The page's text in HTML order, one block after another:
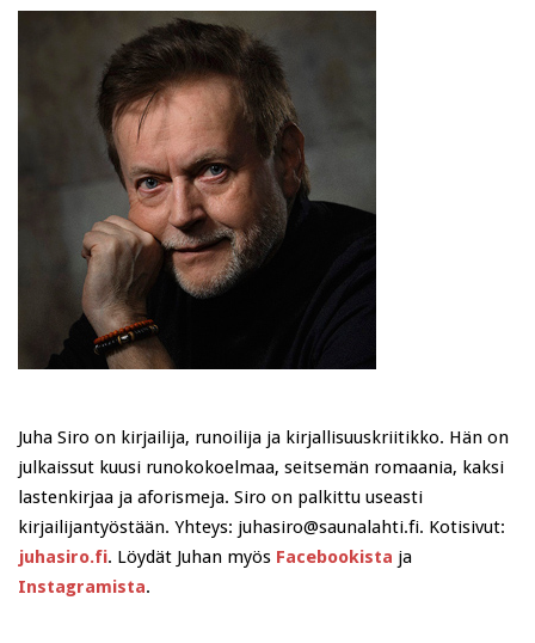
Juha Siro on kirjailija, runoilija ja kirjallisuuskriitikko. Hän on
julkaissut kuusi runokokoelmaa, seitsemän romaania, kaksi
lastenkirjaa ja aforismeja. Siro on palkittu useasti
kirjailijantyöstään. Yhteys: juhasiro@saunalahti.fi. Kotisivut:
juhasiro.fi. Löydät Juhan myös Facebookista ja
Instagramista.